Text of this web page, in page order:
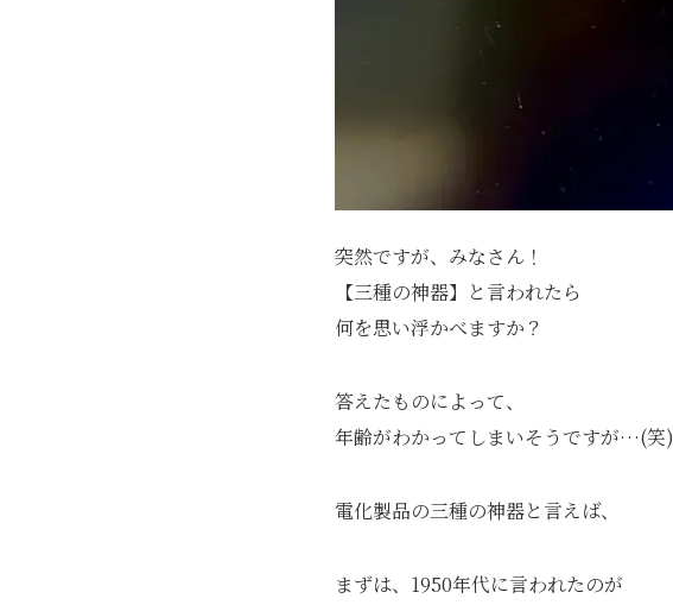
突然ですが、みなさん！
【三種の神器】と言われたら
何を思い浮かべますか？
答えたものによって、
年齢がわかってしまいそうですが…(笑)
電化製品の三種の神器と言えば、
まずは、1950年代に言われたのが